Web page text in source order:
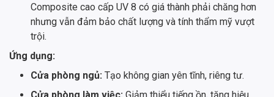
Composite cao cấp UV 8 có giá thành phải chăng hơn
nhưng vẫn đảm bảo chất lượng và tính thẩm mỹ vượt
trội.
Ứng dụng:
Cửa phòng ngủ: Tạo không gian yên tĩnh, riêng tư.
Cửa phòng làm việc: Giảm thiểu tiếng ồn, tăng hiệu